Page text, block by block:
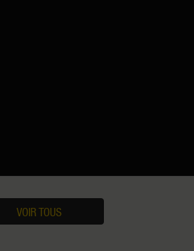
VOIR TOUS